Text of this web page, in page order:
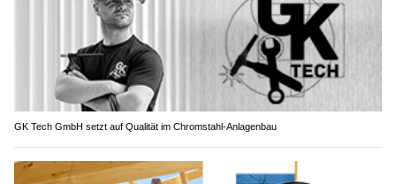
GK Tech GmbH setzt auf Qualität im Chromstahl-Anlagenbau